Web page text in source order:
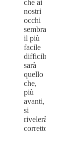
che ai
nostri
occhi
sembra
il più
facile
difficilmente
sarà
quello
che,
più
avanti,
si
rivelerà
corretto.